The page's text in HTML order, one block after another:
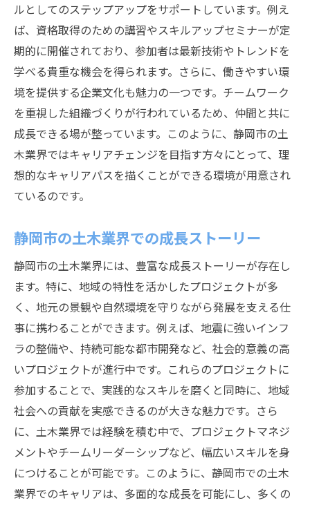
ルとしてのステップアップをサポートしています。例え
ば、資格取得のための講習やスキルアップセミナーが定
期的に開催されており、参加者は最新技術やトレンドを
学べる貴重な機会を得られます。さらに、働きやすい環
境を提供する企業文化も魅力の一つです。チームワーク
を重視した組織づくりが行われているため、仲間と共に
成長できる場が整っています。このように、静岡市の土
木業界ではキャリアチェンジを目指す方々にとって、理
想的なキャリアパスを描くことができる環境が用意され
ているのです。
静岡市の土木業界での成長ストーリー
静岡市の土木業界には、豊富な成長ストーリーが存在し
ます。特に、地域の特性を活かしたプロジェクトが多
く、地元の景観や自然環境を守りながら発展を支える仕
事に携わることができます。例えば、地震に強いインフ
ラの整備や、持続可能な都市開発など、社会的意義の高
いプロジェクトが進行中です。これらのプロジェクトに
参加することで、実践的なスキルを磨くと同時に、地域
社会への貢献を実感できるのが大きな魅力です。さら
に、土木業界では経験を積む中で、プロジェクトマネジ
メントやチームリーダーシップなど、幅広いスキルを身
につけることが可能です。このように、静岡市での土木
業界でのキャリアは、多面的な成長を可能にし、多くの